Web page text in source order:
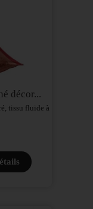
décor...
tissu fluide à